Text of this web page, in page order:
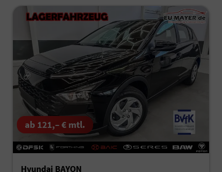
ab 121,– € mtl.
Hyundai BAYON